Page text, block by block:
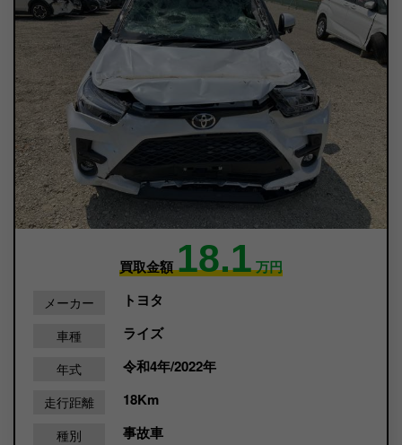
買取金額18.1万円
メーカー トヨタ
車種 ライズ
年式 令和4年/2022年
走行距離 18Km
種別 事故車